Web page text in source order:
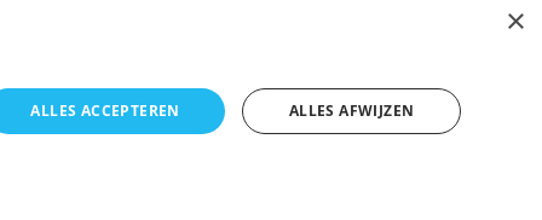
Algemene voorwaarden RSS-feed Sitemap
×
ALLES ACCEPTEREN ALLES AFWIJZEN